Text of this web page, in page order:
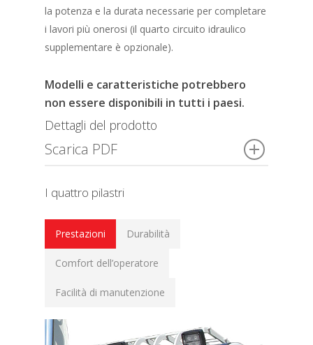
la potenza e la durata necessarie per completare
i lavori più onerosi (il quarto circuito idraulico
supplementare è opzionale).
Modelli e caratteristiche potrebbero
non essere disponibili in tutti i paesi.
Dettagli del prodotto
Scarica PDF
I quattro pilastri
Prestazioni Durabilità
Comfort dell’operatore
Facilità di manutenzione